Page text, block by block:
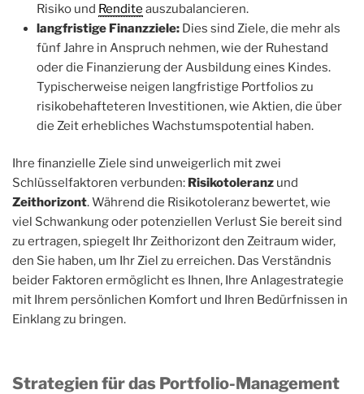
Risiko und Rendite auszubalancieren.
langfristige Finanzziele: Dies sind Ziele, die mehr als
fünf Jahre in Anspruch nehmen, wie der Ruhestand
oder die Finanzierung der Ausbildung eines Kindes.
Typischerweise neigen langfristige Portfolios zu
risikobehafteteren Investitionen, wie Aktien, die über
die Zeit erhebliches Wachstumspotential haben.
Ihre finanzielle Ziele sind unweigerlich mit zwei
Schlüsselfaktoren verbunden: Risikotoleranz und
Zeithorizont. Während die Risikotoleranz bewertet, wie
viel Schwankung oder potenziellen Verlust Sie bereit sind
zu ertragen, spiegelt Ihr Zeithorizont den Zeitraum wider,
den Sie haben, um Ihr Ziel zu erreichen. Das Verständnis
beider Faktoren ermöglicht es Ihnen, Ihre Anlagestrategie
mit Ihrem persönlichen Komfort und Ihren Bedürfnissen in
Einklang zu bringen.
Strategien für das Portfolio-Management